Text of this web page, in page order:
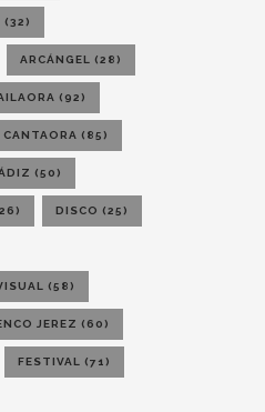
(32)
ARCÁNGEL (28)
(92)
CANTAORA (85)
(50)
DISCO (25)
(58)
JEREZ (60)
FESTIVAL (71)